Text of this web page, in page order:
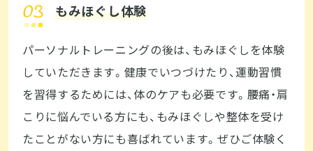
もみほぐし体験
パーソナルトレーニングの後は、もみほぐしを体験
していただきます。健康でいつづけたり、運動習慣
を習得するためには、体のケアも必要です。腰痛・肩
こりに悩んでいる方にも、もみほぐしや整体を受け
たことがない方にも喜ばれています。ぜひご体験く